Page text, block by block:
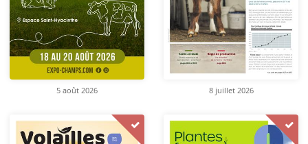
5 août 2026 8 juillet 2026